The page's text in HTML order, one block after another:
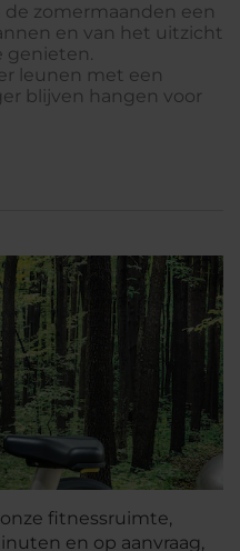
zomermaanden een
en van het uitzicht
genieten.
leunen met een
blijven hangen voor
fitnessruimte,
en op aanvraag,